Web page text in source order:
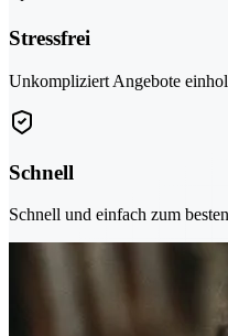
Stressfrei
Unkompliziert Angebote
Schnell
Schnell und einfach zum